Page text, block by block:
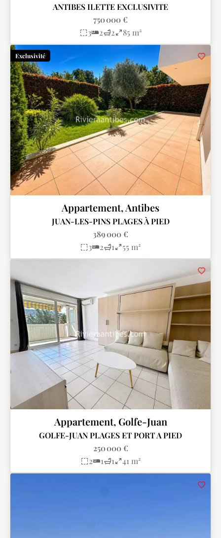
ANTIBES ILETTE EXCLUSIVITE
750 000 €
3
2 2 85 m²
Exclusivité
Appartement, Antibes
JUAN-LES-PINS PLAGES À PIED
389 000 €
3
2 1 55 m²
Appartement, Golfe-Juan
GOLFE-JUAN PLAGES ET PORT A PIED
250 000 €
2
1 1 41 m²